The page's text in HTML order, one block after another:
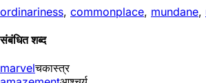
ordinariness, commonplace, mundane,
संबंधित शब्द
marvelचकास्त्र